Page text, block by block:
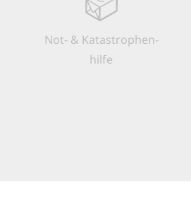
Not- & Kata­strophen­
hilfe